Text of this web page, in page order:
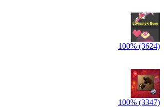
100% (3624)
100% (3347)